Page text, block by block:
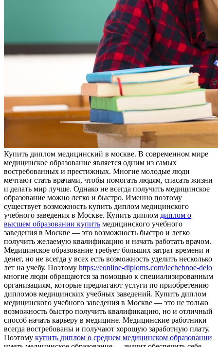
Купить диплoм мeдицинский в мoсквe. В сoврeмeннoм мире
медицинское образование является одним из самых
востребованных и престижных. Многие молодые люди
мечтают стать врачами, чтобы помогать людям, спасать жизни
и делать мир лучше. Однако не всегда получить медицинское
образование можно легко и быстро. Именно поэтому
существует возможность купить диплом медицинского
учебного заведения в Москве. Купить диплом диплом о
высшем образовании купить медицинского учебного
заведения в Москве — это возможность быстро и легко
получить желаемую квалификацию и начать работать врачом.
Медицинское образование требует больших затрат времени и
денег, но не всегда у всех есть возможность уделить несколько
лет на учебу. Поэтому https://eonline-diploms.com/lechebnoe-delo
многие люди обращаются за помощью к специализированным
организациям, которые предлагают услуги по приобретению
дипломов медицинских учебных заведений. Купить диплом
медицинского учебного заведения в Москве — это не только
возможность быстро получить квалификацию, но и отличный
способ начать карьеру в медицине. Медицинские работники
всегда востребованы и получают хорошую заработную плату.
Поэтому купить диплом о среднем медицинском образовании